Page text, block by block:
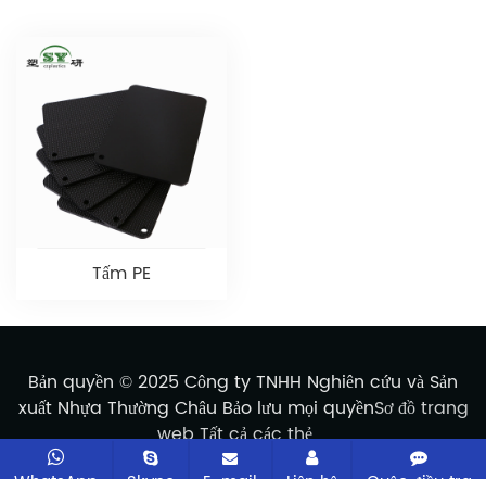
Tấm PE
Bản quyền © 2025 Công ty TNHH Nghiên cứu và Sản
xuất Nhựa Thường Châu Bảo lưu mọi quyềnSơ đồ trang
webTất cả các thẻ